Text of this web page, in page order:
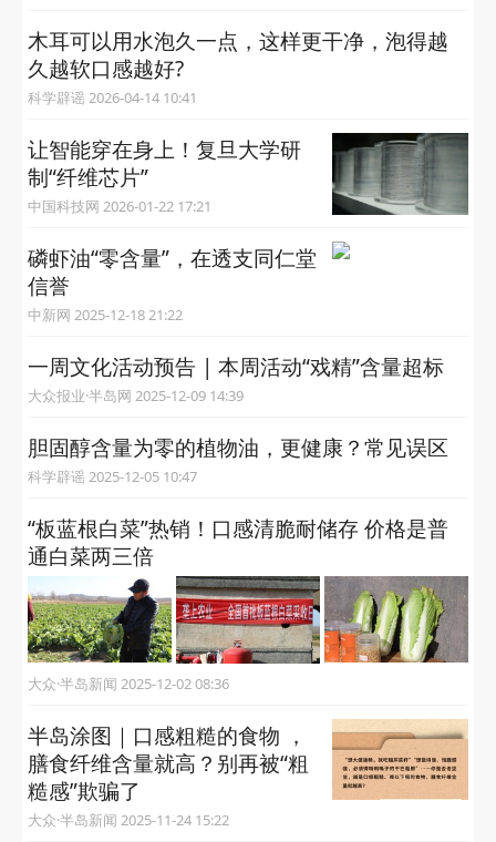
木耳可以用水泡久一点，这样更干净，泡得越
久越软口感越好?
科学辟谣 2026-04-14 10:41
让智能穿在身上！复旦大学研
制“纤维芯片”
中国科技网 2026-01-22 17:21
磷虾油“零含量”，在透支同仁堂
信誉
中新网 2025-12-18 21:22
一周文化活动预告 | 本周活动“戏精”含量超标
大众报业·半岛网 2025-12-09 14:39
胆固醇含量为零的植物油，更健康？常见误区
科学辟谣 2025-12-05 10:47
“板蓝根白菜”热销！口感清脆耐储存 价格是普
通白菜两三倍
大众·半岛新闻 2025-12-02 08:36
半岛涂图｜口感粗糙的食物 ，
膳食纤维含量就高？别再被“粗
糙感”欺骗了
大众·半岛新闻 2025-11-24 15:22